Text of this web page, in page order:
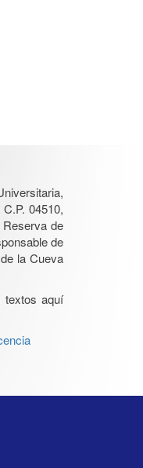
04510,
de
de
la Cueva
textos aquí